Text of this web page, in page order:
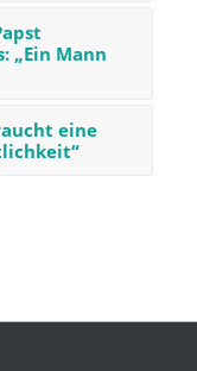
„Ein Mann
eine